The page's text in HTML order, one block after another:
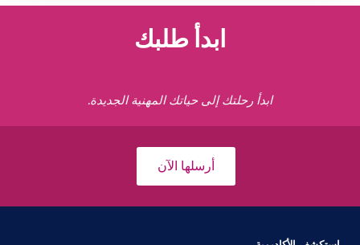
ابدأ طلبك
ابدأ رحلتك إلى حياتك المهنية الجديدة.
أرسلها الآن